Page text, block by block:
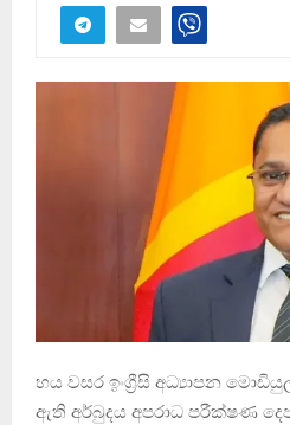
හය වසර ඉංග්‍රීසි අධ්‍යාපන
ඇති අර්බුදය අපරාධ පරීක්ෂණ